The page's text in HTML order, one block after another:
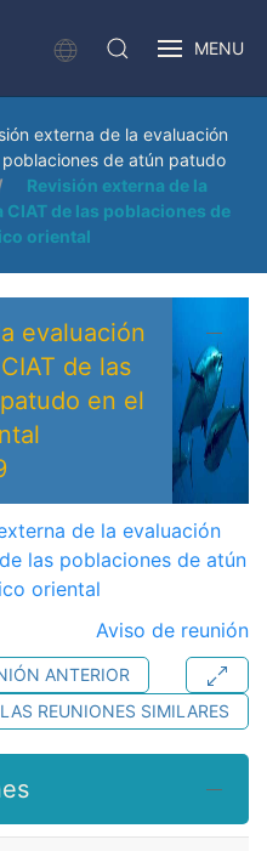
MENU
externa de la evaluación
de atún patudo
Revisión externa de la
de las poblaciones de
oriental
evaluación
de las
en el
de la evaluación
las poblaciones de atún
oriental
Aviso de reunión
ANTERIOR
REUNIONES SIMILARES